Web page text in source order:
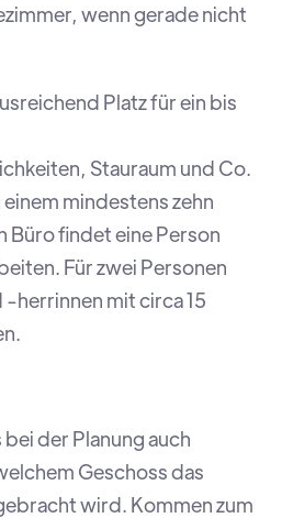
wenn gerade nicht
Platz für ein bis
Stauraum und Co.
mindestens zehn
findet eine Person
Für zwei Personen
herrinnen mit circa 15
bei der Planung auch
Geschoss das
wird. Kommen zum